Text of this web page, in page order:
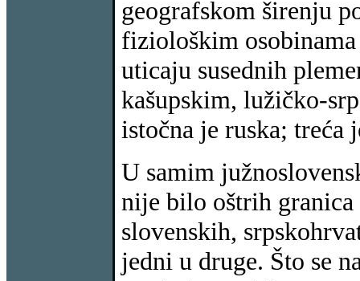
geografskom širenju
fiziološkim
uticaju susednih
kašupskim, lužičko-
istočna je ruska; treća
U samim
nije bilo oštrih
slovenskih,
jedni u druge. Što se